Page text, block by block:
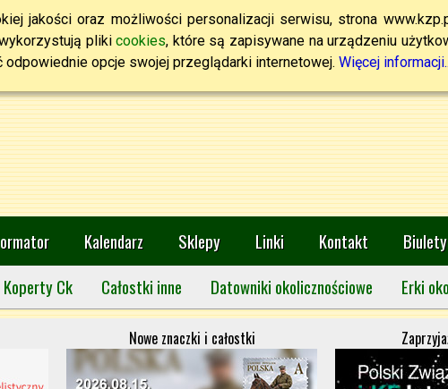
jakości oraz możliwości personalizacji serwisu, strona
plikicookies, które są zapisywane na urządzeniu
odpowiednie opcje swojej przeglądarki internetowej. Więcej
Kalendarz Sklepy Linki Kontakt
Koperty Ck Całostki inne Datowniki okolicznościowe Erki
Nowe znaczki i całostki